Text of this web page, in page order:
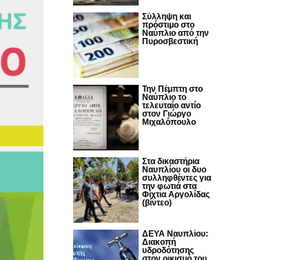
Σύλληψη και
πρόστιμο στο
Ναύπλιο από την
Πυροσβεστική
Την Πέμπτη στο
Ναύπλιο το
τελευταίο αντίο
στον Γιώργο
Μιχαλόπουλο
Στα δικαστήρια
Ναυπλίου οι δυο
συλληφθέντες για
την φωτιά στα
Φίχτια Αργολίδας
(βίντεο)
ΔΕΥΑ Ναυπλίου:
Διακοπή
υδροδότησης